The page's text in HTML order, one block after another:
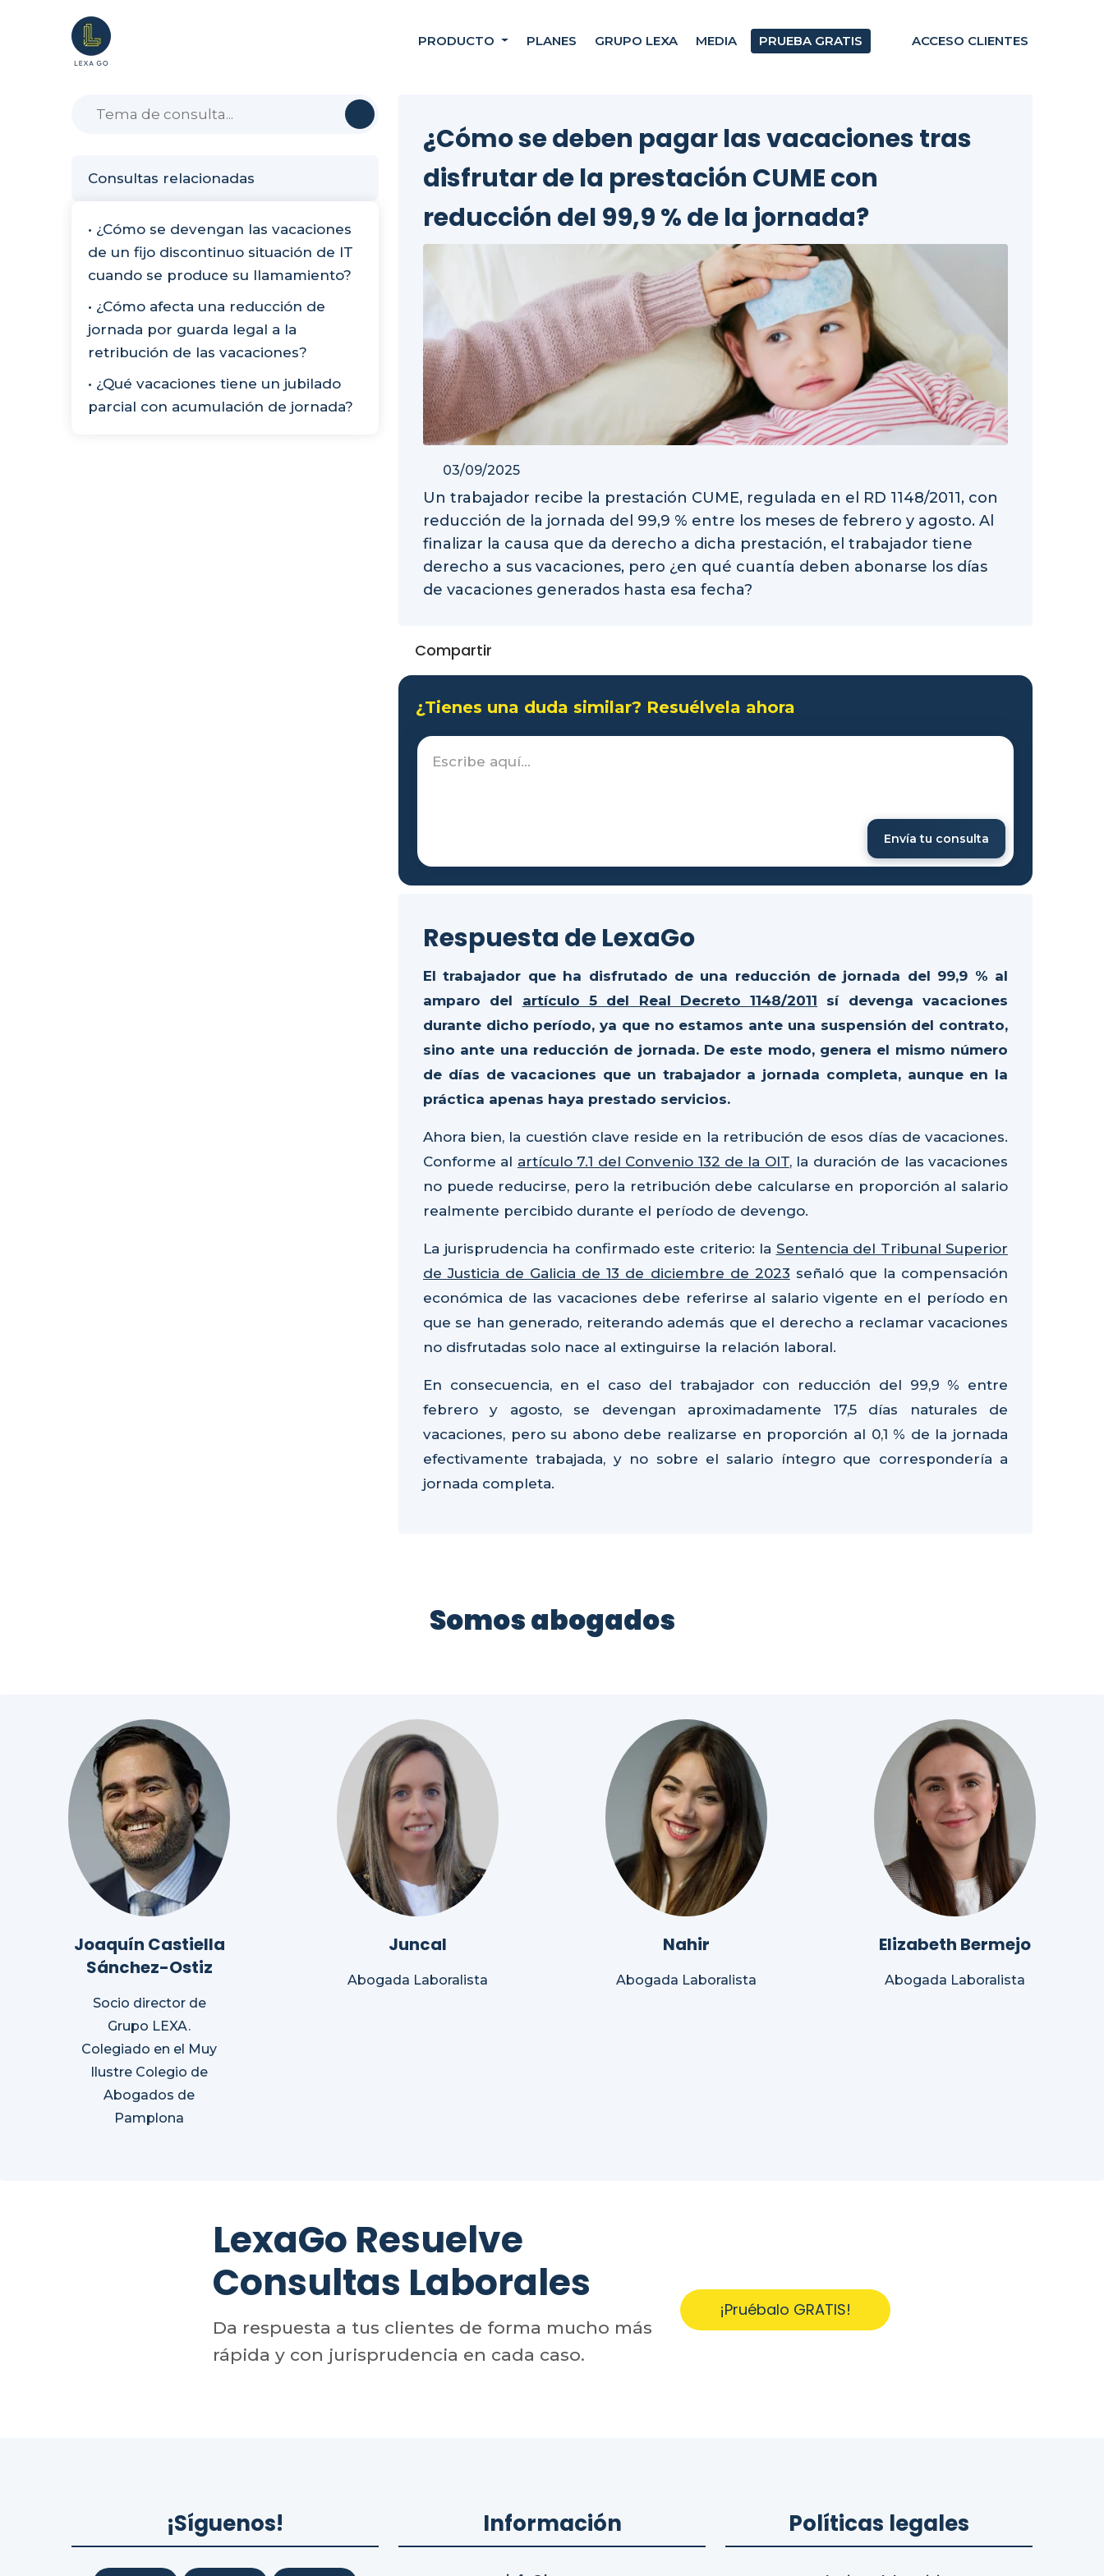
PRODUCTO PLANES GRUPO LEXA MEDIA PRUEBA GRATIS ACCESO CLIENTES
Consultas relacionadas
• ¿Cómo se devengan las vacaciones
de un fijo discontinuo situación de IT
cuando se produce su llamamiento?
• ¿Cómo afecta una reducción de
jornada por guarda legal a la
retribución de las vacaciones?
• ¿Qué vacaciones tiene un jubilado
parcial con acumulación de jornada?
¿Cómo se deben pagar las vacaciones tras
disfrutar de la prestación CUME con
reducción del 99,9 % de la jornada?
03/09/2025
Un trabajador recibe la prestación CUME, regulada en el RD 1148/2011, con
reducción de la jornada del 99,9 % entre los meses de febrero y agosto. Al
finalizar la causa que da derecho a dicha prestación, el trabajador tiene
derecho a sus vacaciones, pero ¿en qué cuantía deben abonarse los días
de vacaciones generados hasta esa fecha?
Compartir
¿Tienes una duda similar? Resuélvela ahora
Envía tu consulta
Respuesta de LexaGo
El trabajador que ha disfrutado de una reducción de jornada del 99,9 % al
amparo del artículo 5 del Real Decreto 1148/2011 sí devenga vacaciones
durante dicho período, ya que no estamos ante una suspensión del contrato,
sino ante una reducción de jornada. De este modo, genera el mismo número
de días de vacaciones que un trabajador a jornada completa, aunque en la
práctica apenas haya prestado servicios.
Ahora bien, la cuestión clave reside en la retribución de esos días de vacaciones.
Conforme al artículo 7.1 del Convenio 132 de la OIT, la duración de las vacaciones
no puede reducirse, pero la retribución debe calcularse en proporción al salario
realmente percibido durante el período de devengo.
La jurisprudencia ha confirmado este criterio: la Sentencia del Tribunal Superior
de Justicia de Galicia de 13 de diciembre de 2023 señaló que la compensación
económica de las vacaciones debe referirse al salario vigente en el período en
que se han generado, reiterando además que el derecho a reclamar vacaciones
no disfrutadas solo nace al extinguirse la relación laboral.
En consecuencia, en el caso del trabajador con reducción del 99,9 % entre
febrero y agosto, se devengan aproximadamente 17,5 días naturales de
vacaciones, pero su abono debe realizarse en proporción al 0,1 % de la jornada
efectivamente trabajada, y no sobre el salario íntegro que correspondería a
jornada completa.
Somos abogados
Joaquín Castiella
Sánchez-Ostiz
Socio director de
Grupo LEXA.
Colegiado en el Muy
Ilustre Colegio de
Abogados de
Pamplona
Juncal
Abogada Laboralista
Nahir
Abogada Laboralista
Elizabeth Bermejo
Abogada Laboralista
LexaGo Resuelve
Consultas Laborales
Da respuesta a tus clientes de forma mucho más
rápida y con jurisprudencia en cada caso.
¡Pruébalo GRATIS!
¡Síguenos! Información Políticas legales